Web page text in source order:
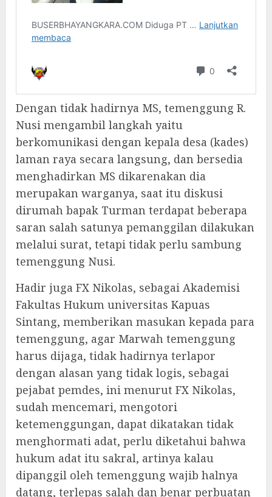
Dengan tidak hadirnya MS, temenggung R.
Nusi mengambil langkah yaitu
berkomunikasi dengan kepala desa (kades)
laman raya secara langsung, dan bersedia
menghadirkan MS dikarenakan dia
merupakan warganya, saat itu diskusi
dirumah bapak Turman terdapat beberapa
saran salah satunya pemanggilan dilakukan
melalui surat, tetapi tidak perlu sambung
temenggung Nusi.
Hadir juga FX Nikolas, sebagai Akademisi
Fakultas Hukum universitas Kapuas
Sintang, memberikan masukan kepada para
temenggung, agar Marwah temenggung
harus dijaga, tidak hadirnya terlapor
dengan alasan yang tidak logis, sebagai
pejabat pemdes, ini menurut FX Nikolas,
sudah mencemari, mengotori
ketemenggungan, dapat dikatakan tidak
menghormati adat, perlu diketahui bahwa
hukum adat itu sakral, artinya kalau
dipanggil oleh temenggung wajib halnya
datang, terlepas salah dan benar perbuatan